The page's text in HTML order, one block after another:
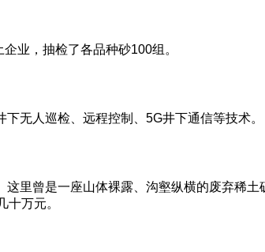
业，抽检了各品种砂100组。
无人巡检、远程控制、5G井下通信等技术。
里曾是一座山体裸露、沟壑纵横的废弃稀
万元。